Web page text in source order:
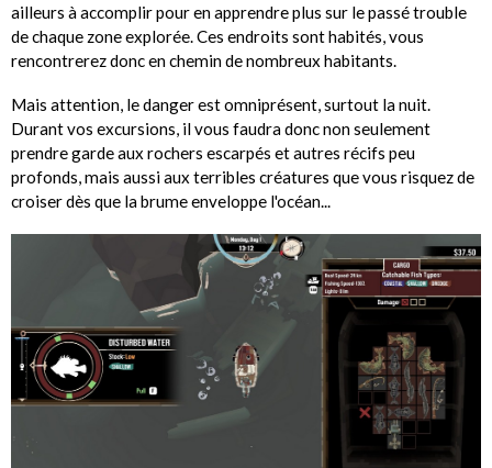
ailleurs à accomplir pour en apprendre plus sur le passé trouble
de chaque zone explorée. Ces endroits sont habités, vous
rencontrerez donc en chemin de nombreux habitants.
Mais attention, le danger est omniprésent, surtout la nuit.
Durant vos excursions, il vous faudra donc non seulement
prendre garde aux rochers escarpés et autres récifs peu
profonds, mais aussi aux terribles créatures que vous risquez de
croiser dès que la brume enveloppe l'océan...